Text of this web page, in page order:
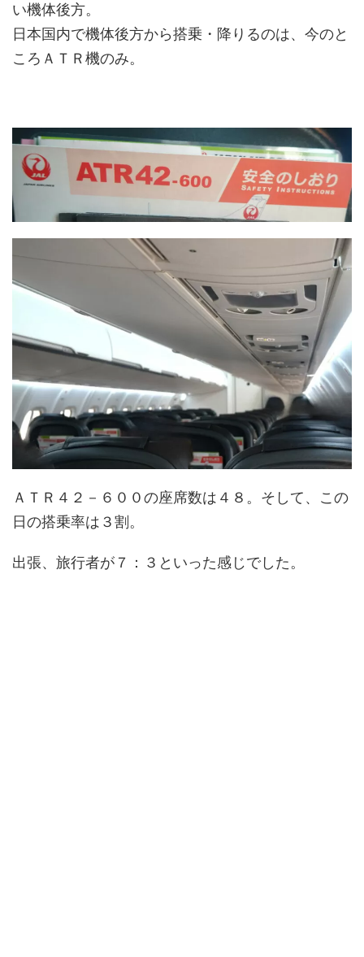
い機体後方。
日本国内で機体後方から搭乗・降りるのは、今のと
ころＡＴＲ機のみ。
ＡＴＲ４２－６００の座席数は４８。そして、この
日の搭乗率は３割。
出張、旅行者が７：３といった感じでした。